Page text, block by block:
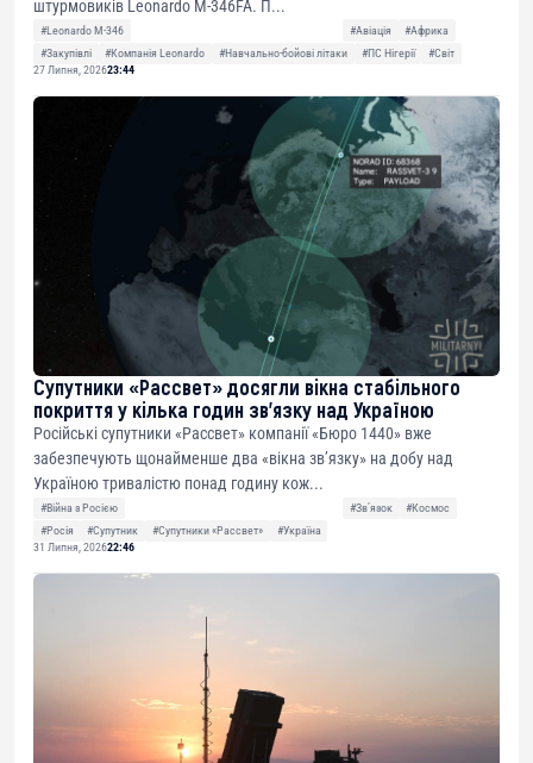
штурмовиків Leonardo M-346FA. П...
#Leonardo M-346 #Авіація
#Африка
#Закупівлі
#Компанія Leonardo #Навчально-бойові літаки #ПС Нігерії
#Світ
27 Липня, 202623:44
Супутники «Рассвет» досягли вікна стабільного
покриття у кілька годин зв’язку над Україною
Російські супутники «Рассвет» компанії «Бюро 1440» вже
забезпечують щонайменше два «вікна зв’язку» на добу над
Україною тривалістю понад годину кож...
#Війна з Росією #Звʼязок
#Космос
#Росія
#Супутник #Супутники «Рассвет»
#Україна
31 Липня, 202622:46